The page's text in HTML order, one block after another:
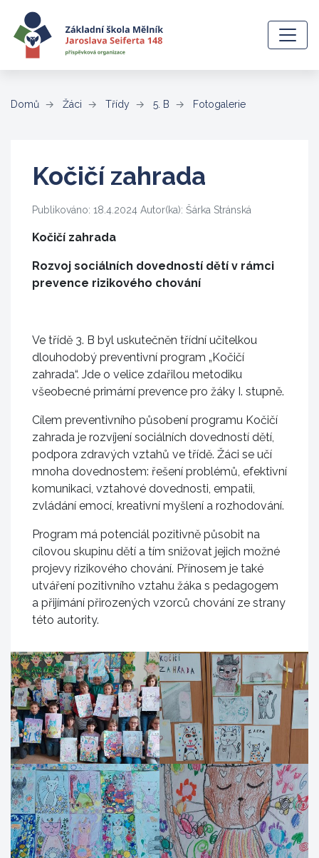
Domů Žáci Třídy 5. B Fotogalerie(aktuální)
Kočičí zahrada
Publikováno: 18.4.2024 Autor(ka): Šárka Stránská
Kočičí zahrada
Rozvoj sociálních dovedností dětí v rámci
prevence rizikového chování
Ve třídě 3. B byl uskutečněn třídní učitelkou
dlouhodobý preventivní program „Kočičí
zahrada“. Jde o velice zdařilou metodiku
všeobecné primární prevence pro žáky I. stupně.
Cílem preventivního působení programu Kočičí
zahrada je rozvíjení sociálních dovedností dětí,
podpora zdravých vztahů ve třídě. Žáci se učí
mnoha dovednostem: řešení problémů, efektivní
komunikaci, vztahové dovednosti, empatii,
zvládání emocí, kreativní myšlení a rozhodování.
Program má potenciál pozitivně působit na
cílovou skupinu dětí a tím snižovat jejich možné
projevy rizikového chování. Přínosem je také
utváření pozitivního vztahu žáka s pedagogem
a přijímání přirozených vzorců chování ze strany
této autority.